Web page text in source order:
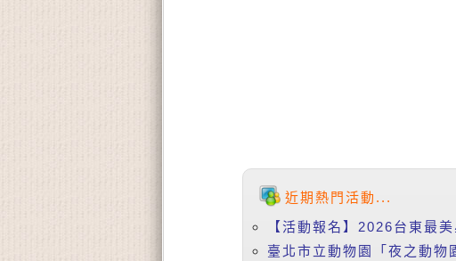
近期熱門活動...
【活動報名】2026台東最
臺北市立動物園「夜之動